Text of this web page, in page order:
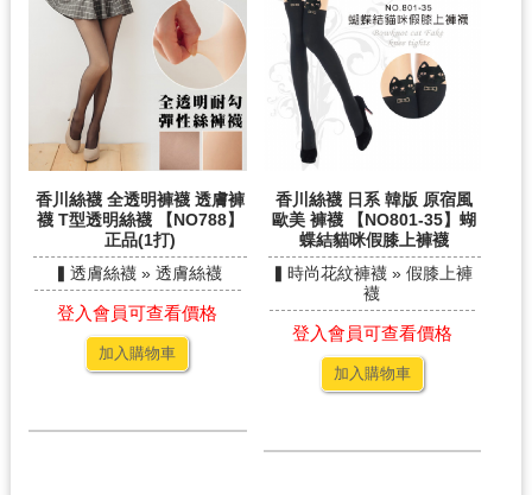
香川絲襪 全透明褲襪 透膚褲
襪 T型透明絲襪 【NO788】
正品(1打)
▍透膚絲襪 » 透膚絲襪
登入會員可查看價格
加入購物車
香川絲襪 日系 韓版 原宿風
歐美 褲襪 【NO801-35】蝴
蝶結貓咪假膝上褲襪
▍時尚花紋褲襪 » 假膝上褲
襪
登入會員可查看價格
加入購物車